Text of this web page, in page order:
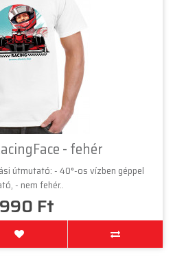
- fehér
útmutató: - 40°-os vízben géppel
- nem fehér..
Ft